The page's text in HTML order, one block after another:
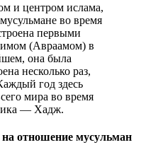
и центром ислама,
во время
первыми
(Авраамом) в
она была
несколько раз,
год здесь
мира во время
— Хадж.
отношение мусульман